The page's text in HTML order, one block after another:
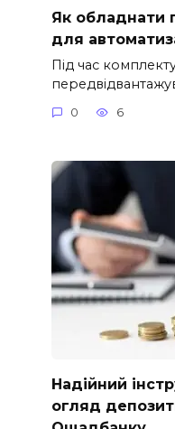
Як обладнати
для
Під час
0 6
Надійний
огляд